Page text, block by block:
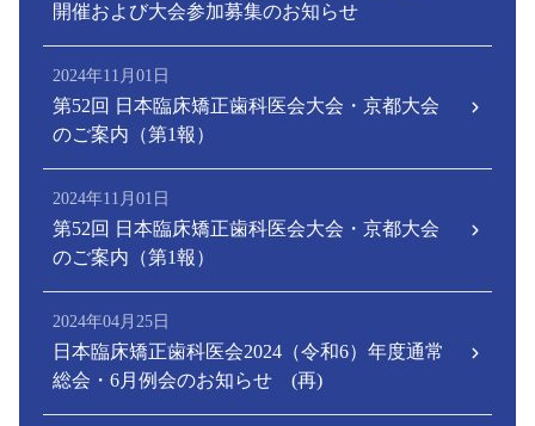
開催および大会参加募集のお知らせ
2024年11月01日
第52回 日本臨床矯正歯科医会大会・京都大会
のご案内（第1報）
2024年11月01日
第52回 日本臨床矯正歯科医会大会・京都大会
のご案内（第1報）
2024年04月25日
日本臨床矯正歯科医会2024（令和6）年度通常
総会・6月例会のお知らせ (再)